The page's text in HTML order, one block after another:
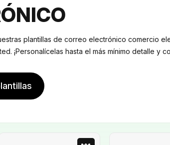
plantillas de correo electrónico comercio
¡Personalícelas hasta el más mínimo detalle y